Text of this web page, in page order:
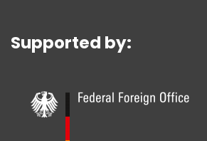
Supported by: